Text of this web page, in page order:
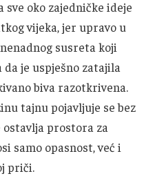
oko zajedničke ideje
vijeka, jer upravo u
susreta koji
da je uspješno zatajila
biva razotkrivena.
tajnu pojavljuje se bez
ostavlja prostora za
samo opasnost, već i
priči.